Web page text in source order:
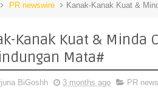
PR newswire Kanak-Kanak Kuat &
Kanak Kuat & Minda
Mata#
BiGoshh 3 months ago PR